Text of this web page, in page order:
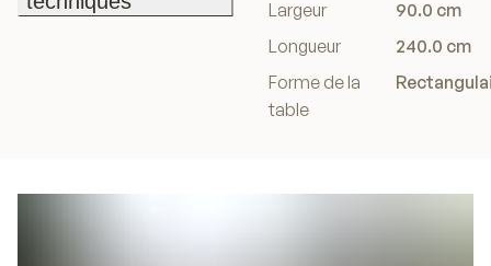
Largeur
90.0 cm
Longueur
240.0 cm
Forme de la
table